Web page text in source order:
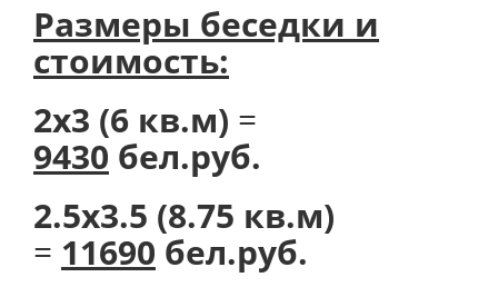
Размеры беседки и
стоимость:
2х3 (6 кв.м) =
9430 бел.руб.
2.5х3.5 (8.75 кв.м)
= 11690 бел.руб.